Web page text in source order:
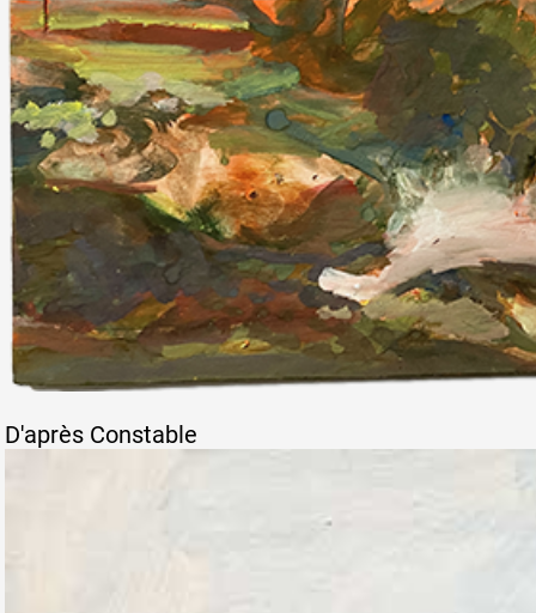
D'après Constable